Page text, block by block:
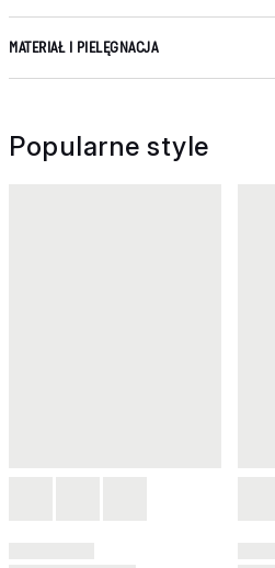
MATERIAŁ I PIELĘGNACJA
Popularne style